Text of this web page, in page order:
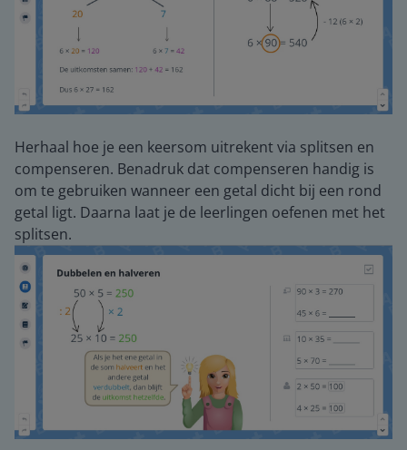
Herhaal hoe je een keersom uitrekent via splitsen en
compenseren. Benadruk dat compenseren handig is
om te gebruiken wanneer een getal dicht bij een rond
getal ligt. Daarna laat je de leerlingen oefenen met het
splitsen.